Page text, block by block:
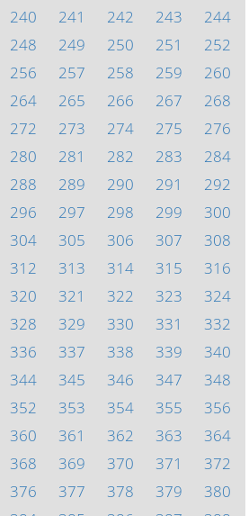
240 241 242 243
244
248 249 250 251
252
256 257 258 259
260
264 265 266 267
268
272 273 274 275
276
280 281 282 283
284
288 289 290 291
292
296 297 298 299
300
304 305 306 307
308
312 313 314 315
316
320 321 322 323
324
328 329 330 331
332
336 337 338 339
340
344 345 346 347
348
352 353 354 355
356
360 361 362 363
364
368 369 370 371
372
376 377 378 379
380